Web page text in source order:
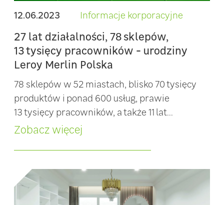
12.06.2023 Informacje korporacyjne
27 lat działalności, 78 sklepów,
13 tysięcy pracowników - urodziny
Leroy Merlin Polska
78 sklepów w 52 miastach, blisko 70 tysięcy
produktów i ponad 600 usług, prawie
13 tysięcy pracowników, a także 11 lat...
Zobacz więcej